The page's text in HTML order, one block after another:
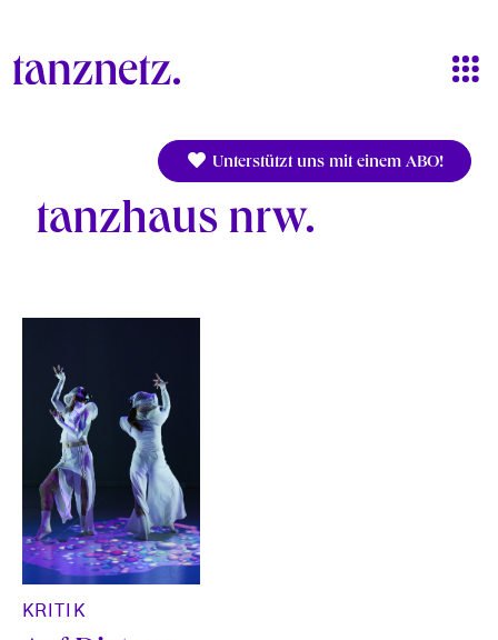
Unterstützt uns mit einem ABO!
tanzhaus nrw
KRITIK